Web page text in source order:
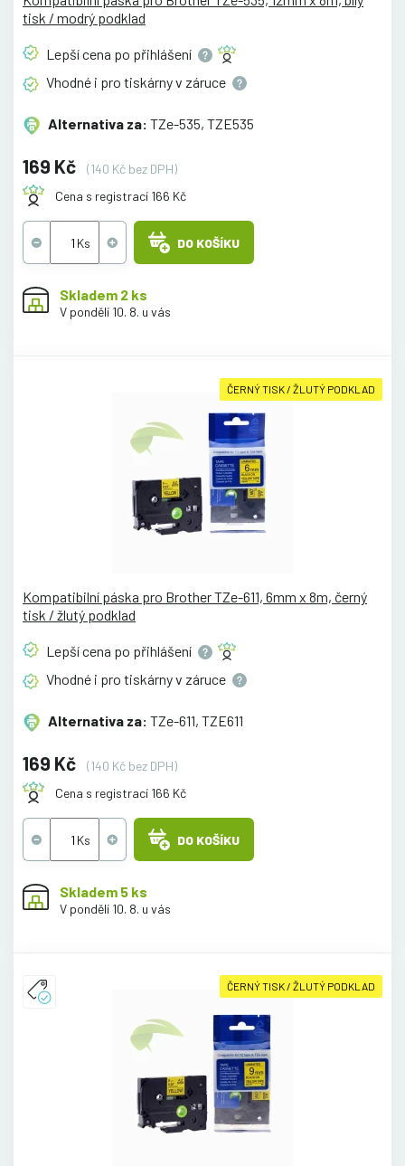
tisk / modrý podklad
Lepší cena po přihlášení
Vhodné i pro tiskárny v záruce
Alternativa za: TZe-535, TZE535
169 Kč
(140 Kč bez DPH)
Cena s registrací 166 Kč
DO KOŠÍKU
Skladem 2 ks
V pondělí 10. 8. u vás
ČERNÝ TISK / ŽLUTÝ PODKLAD
Kompatibilní páska pro Brother TZe-611, 6mm x 8m, černý
tisk / žlutý podklad
Lepší cena po přihlášení
Vhodné i pro tiskárny v záruce
Alternativa za: TZe-611, TZE611
169 Kč
(140 Kč bez DPH)
Cena s registrací 166 Kč
DO KOŠÍKU
Skladem 5 ks
V pondělí 10. 8. u vás
ČERNÝ TISK / ŽLUTÝ PODKLAD